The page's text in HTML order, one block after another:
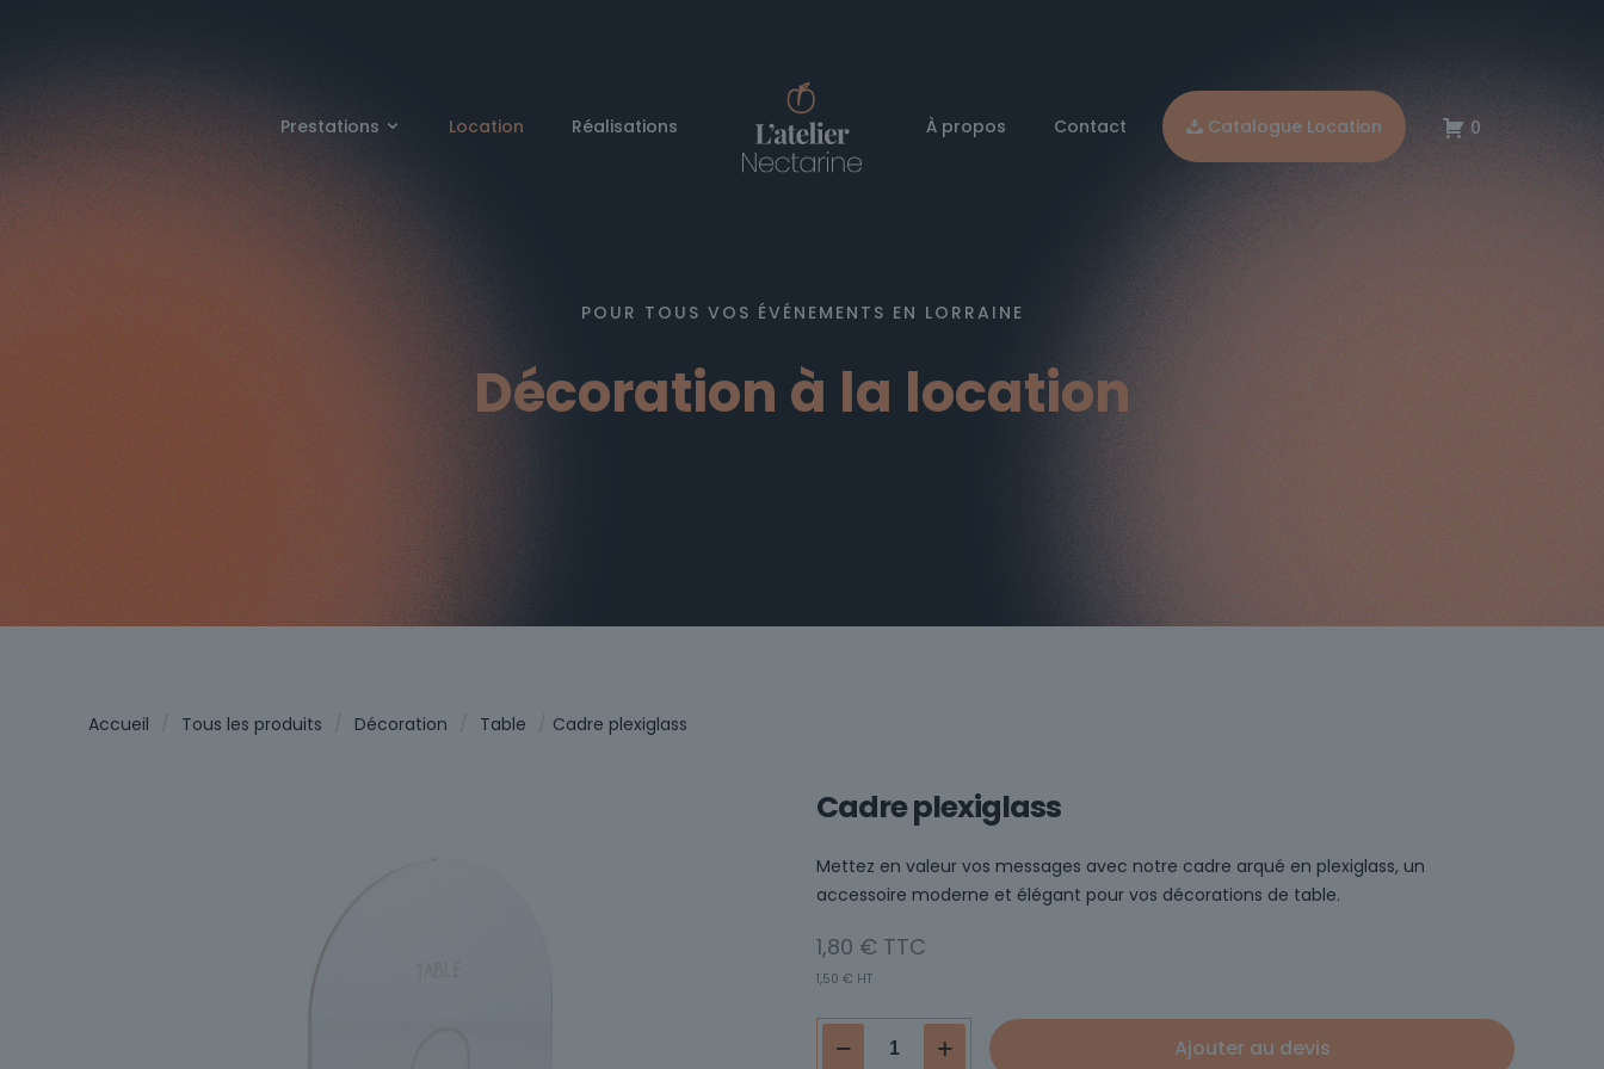
Prestations Location Réalisations À propos Contact Catalogue Location 0
POUR TOUS VOS ÉVÉNEMENTS EN LORRAINE
Décoration à la location
Accueil Tous les produits Décoration Table Cadre plexiglass
Cadre plexiglass
Mettez en valeur vos messages avec notre cadre arqué en plexiglass, un
accessoire moderne et élégant pour vos décorations de table.
1,80 €
1,50 € HT
quantité
Ajouter au devis